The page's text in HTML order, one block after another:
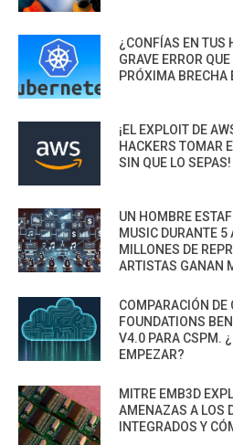
¿CONFÍAS EN TUS
GRAVE ERROR
PRÓXIMA BRECHA
¡EL EXPLOIT DE
HACKERS TOMAR
SIN QUE LO SEPAS!
UN HOMBRE
MUSIC DURANTE
MILLONES DE
ARTISTAS GANAN
COMPARACIÓN DE
FOUNDATIONS
V4.0 PARA CSPM.
EMPEZAR?
MITRE EMB3D
AMENAZAS A LOS
INTEGRADOS Y